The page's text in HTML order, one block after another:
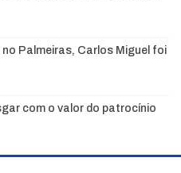
Palmeiras, Carlos Miguel foi
com o valor do patrocínio